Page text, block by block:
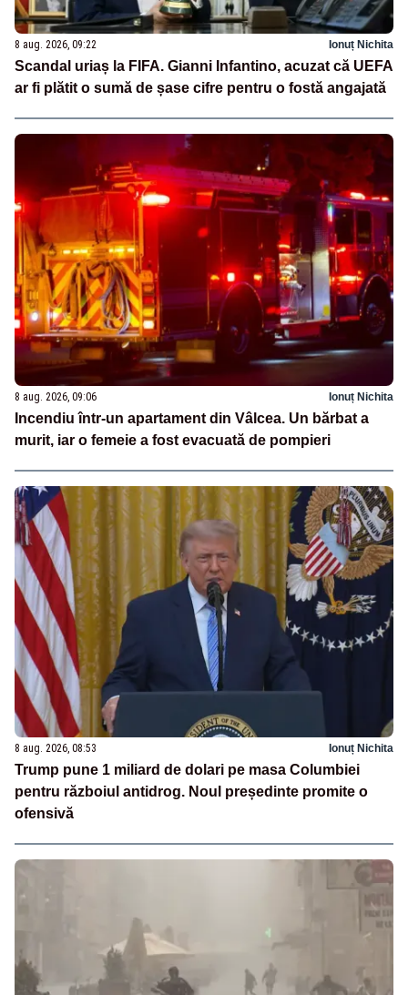
8 aug. 2026, 09:22 Ionuț Nichita
Scandal uriaș la FIFA. Gianni Infantino, acuzat că UEFA
ar fi plătit o sumă de șase cifre pentru o fostă angajată
8 aug. 2026, 09:06 Ionuț Nichita
Incendiu într-un apartament din Vâlcea. Un bărbat a
murit, iar o femeie a fost evacuată de pompieri
8 aug. 2026, 08:53 Ionuț Nichita
Trump pune 1 miliard de dolari pe masa Columbiei
pentru războiul antidrog. Noul președinte promite o
ofensivă